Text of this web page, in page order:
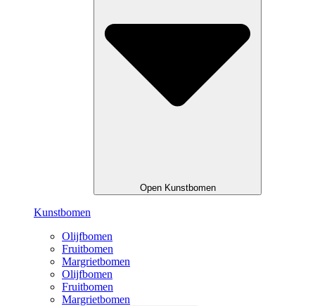
Open Kunstbomen
Kunstbomen
Olijfbomen
Fruitbomen
Margrietbomen
Olijfbomen
Fruitbomen
Margrietbomen